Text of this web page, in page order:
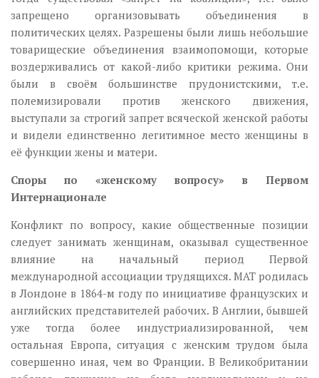
запрещено организовывать объединения в
политических целях. Разрешены были лишь небольшие
товарищеские объединения взаимопомощи, которые
воздерживались от какой-либо критики режима. Они
были в своём большинстве прудонистскими, т.е.
полемизировали против женского движения,
выступали за строгий запрет всяческой женской работы
и видели единственно легитимное место женщины в
её функции жены и матери.
Споры по «женскому вопросу» в Первом
Интернационале
Конфликт по вопросу, какие общественные позиции
следует занимать женщинам, оказывал существенное
влияние на начальный период Первой
международной ассоциации трудящихся. МАТ родилась
в Лондоне в 1864-м году по инициативе французских и
английских представителей рабочих. В Англии, бывшей
уже тогда более индустриализированной, чем
остальная Европа, ситуация с женским трудом была
совершенно иная, чем во Франции. В Великобритании